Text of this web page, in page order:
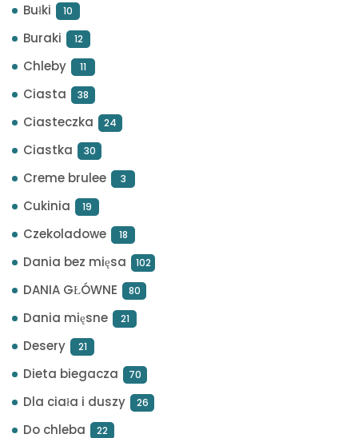
Bułki 10
Buraki 12
Chleby 11
Ciasta 38
Ciasteczka 24
Ciastka 30
Creme brulee 3
Cukinia 19
Czekoladowe 18
Dania bez mięsa 102
DANIA GŁÓWNE 80
Dania mięsne 21
Desery 21
Dieta biegacza 70
Dla ciała i duszy 26
Do chleba 22